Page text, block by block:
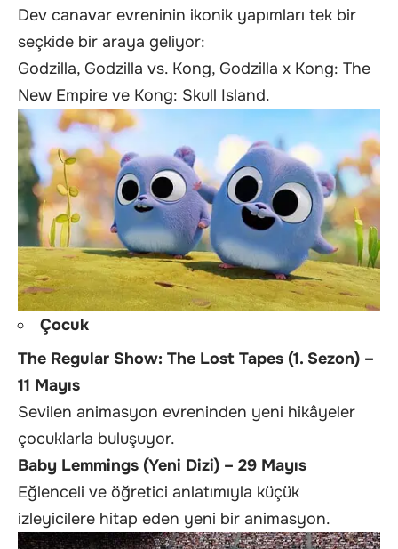
Dev canavar evreninin ikonik yapımları tek bir
seçkide bir araya geliyor:
Godzilla, Godzilla vs. Kong, Godzilla x Kong: The
New Empire ve Kong: Skull Island.
Çocuk
The Regular Show: The Lost Tapes (1. Sezon) –
11 Mayıs
Sevilen animasyon evreninden yeni hikâyeler
çocuklarla buluşuyor.
Baby Lemmings (Yeni Dizi) – 29 Mayıs
Eğlenceli ve öğretici anlatımıyla küçük
izleyicilere hitap eden yeni bir animasyon.